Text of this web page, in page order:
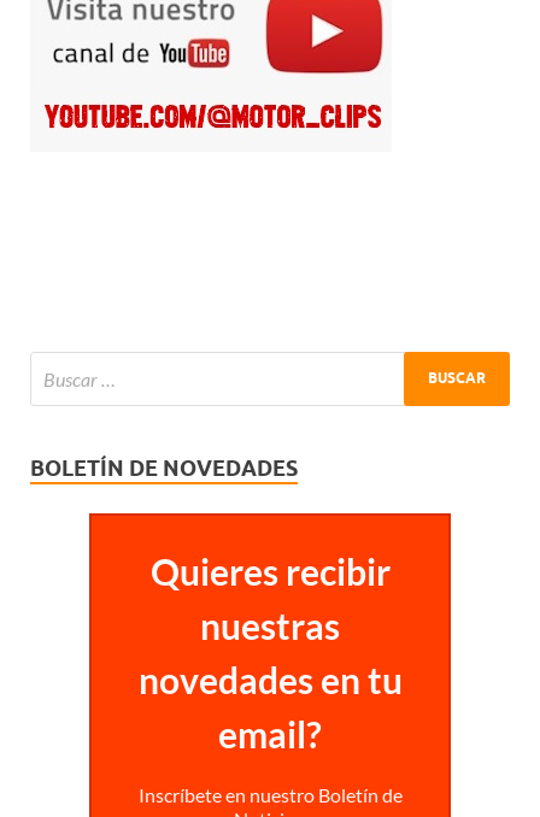
BOLETÍN DE NOVEDADES
Quieres recibir
nuestras
novedades en tu
email?
Inscríbete en nuestro Boletín de